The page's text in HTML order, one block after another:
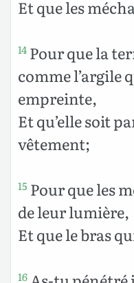
Et que les
14 Pour que la
comme l’argile
empreinte,
Et qu’elle soit
vêtement;
15 Pour que les
de leur lumière,
Et que le bras
16